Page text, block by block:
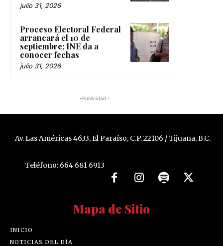
julio 31, 2026
Proceso Electoral Federal
arrancará el 10 de
septiembre; INE da a
conocer fechas
julio 31, 2026
-Publicidad -
Av. Las Américas 4633, El Paraíso, C.P. 22106 / Tijuana, B.C.
Teléfono: 664 681 6913
Mapa de Sitio
INICIO
NOTICIAS DEL DÍA